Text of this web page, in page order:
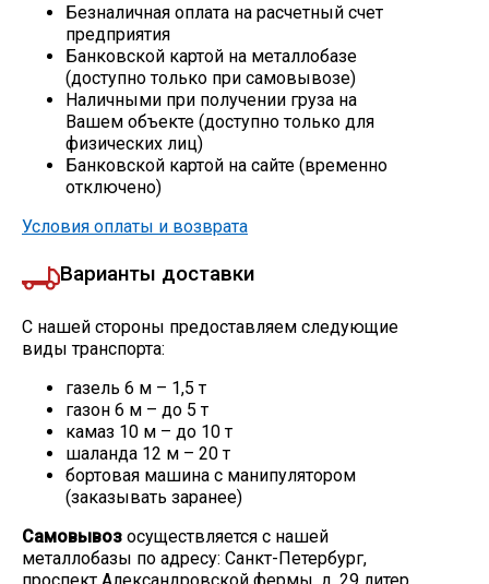
Проволока
Скобо-гибочные изделия
Остальное
Алюминиевый прокат
Безналичная оплата на расчетный счет
предприятия
Банковской картой на металлобазе
(доступно только при самовывозе)
Наличными при получении груза на
Вашем объекте (доступно только для
физических лиц)
Банковской картой на сайте (временно
отключено)
Условия оплаты и возврата
Варианты доставки
С нашей стороны предоставляем следующие
виды транспорта:
газель 6 м – 1,5 т
газон 6 м – до 5 т
камаз 10 м – до 10 т
шаланда 12 м – 20 т
бортовая машина с манипулятором
(заказывать заранее)
Самовывоз осуществляется с нашей
металлобазы по адресу: Санкт-Петербург,
проспект Александровской фермы, д. 29 литер